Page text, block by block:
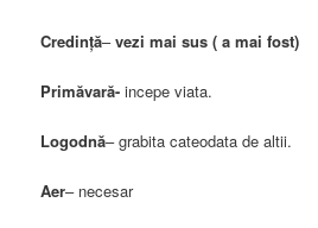
Credinţă–vezi mai sus ( a mai fost)
Primăvară- incepe viata.
Logodnă– grabita cateodata de altii.
Aer– necesar